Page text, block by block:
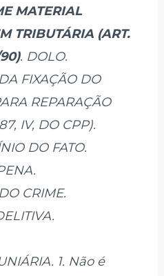
MATERIAL
TRIBUTÁRIA (ART.
. DOLO.
FIXAÇÃO DO
REPARAÇÃO
IV, DO CPP).
DO FATO.
CRIME.
1. Não é